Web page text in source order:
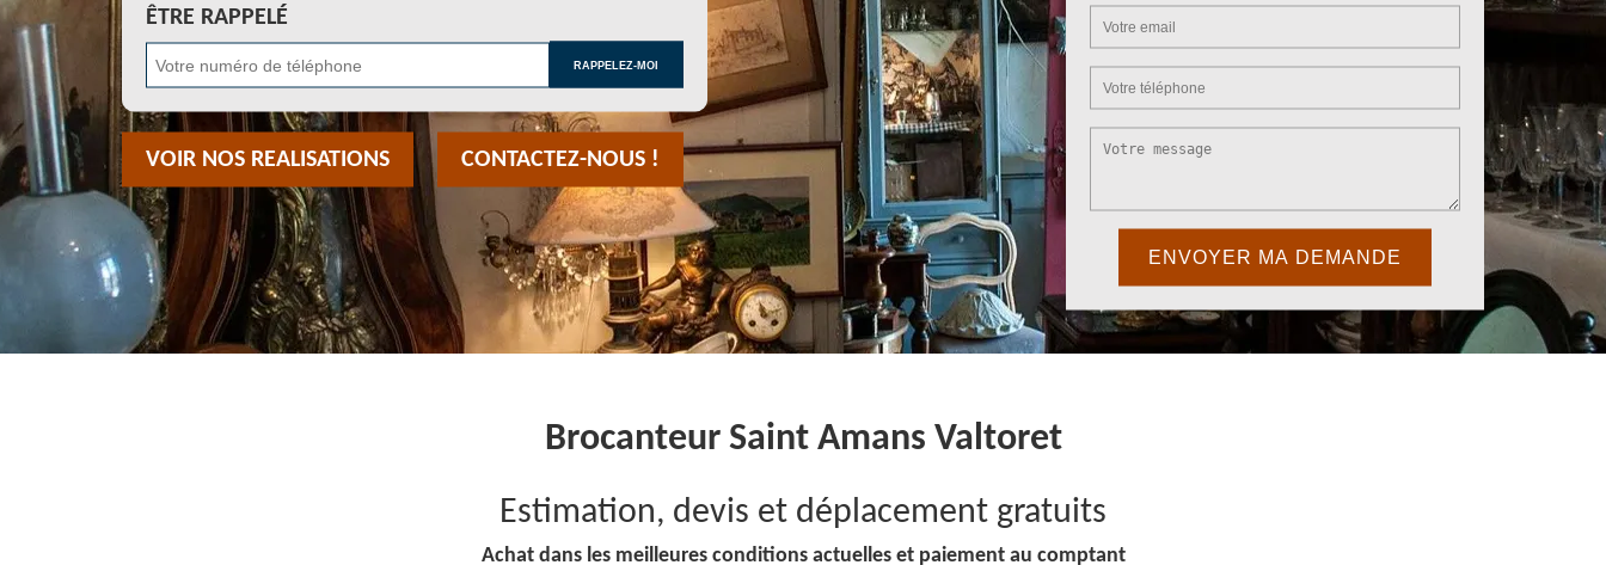
ÊTRE RAPPELÉ
VOIR NOS REALISATIONS CONTACTEZ-NOUS !
Brocanteur Saint Amans Valtoret
Estimation, devis et déplacement gratuits
Achat dans les meilleures conditions actuelles et paiement au comptant